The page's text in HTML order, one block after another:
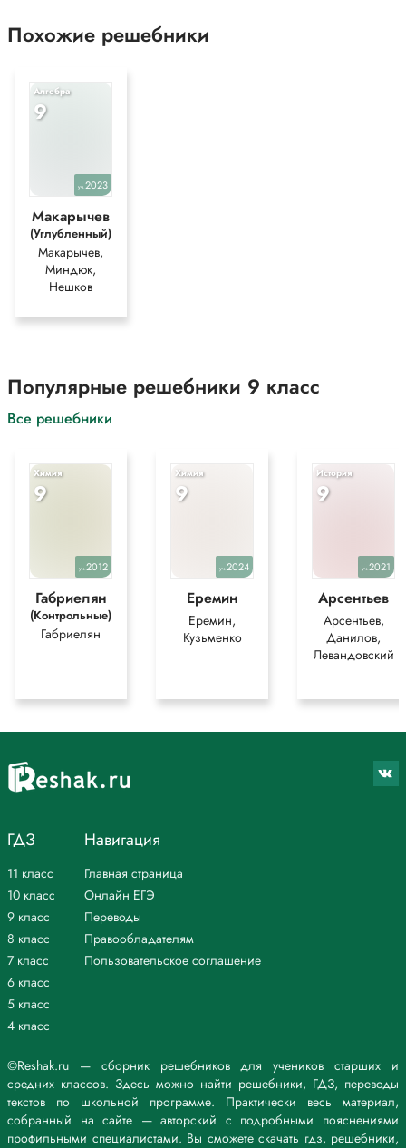
Похожие решебники
Алгебра
9
уч.2023
Макарычев
(Углубленный)
Макарычев,
Миндюк,
Нешков
Популярные решебники 9 класс
Все решебники
Химия
9
уч.2012
Габриелян
(Контрольные)
Габриелян
Химия
9
уч.2024
Еремин
Еремин,
Кузьменко
История
9
уч.2021
Арсентьев
Арсентьев,
Данилов,
Левандовский
©Reshak.ru — сборник решебников для учеников старших и
средних классов. Здесь можно найти решебники, ГДЗ, переводы
текстов по школьной программе. Практически весь материал,
собранный на сайте — авторский с подробными пояснениями
профильными специалистами. Вы сможете скачать гдз, решебники,
ГДЗ
11 класс
10 класс
9 класс
8 класс
7 класс
6 класс
5 класс
4 класс
Навигация
Главная страница
Онлайн ЕГЭ
Переводы
Правообладателям
Пользовательское соглашение